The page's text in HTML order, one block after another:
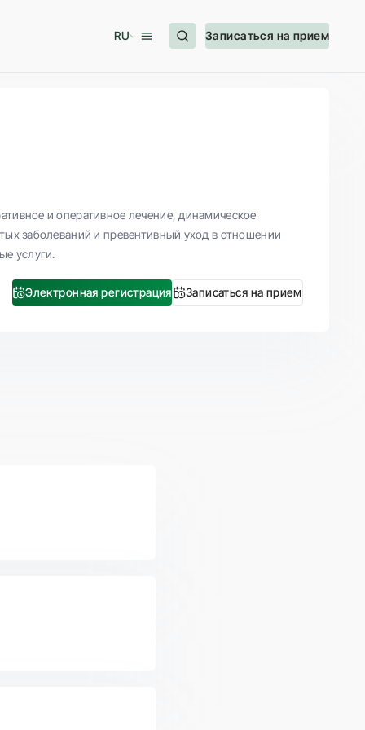
RU Записаться на прием
и оперативное лечение, динамическое
заболеваний и превентивный уход в отношении
услуги.
Электронная регистрация Записаться на прием